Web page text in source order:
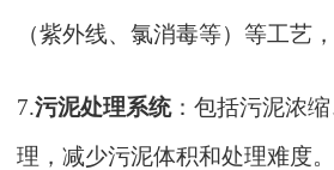
（紫外线、氯消毒等）等工艺
7.污泥处理系统：包括污泥浓
理，减少污泥体积和处理难度。